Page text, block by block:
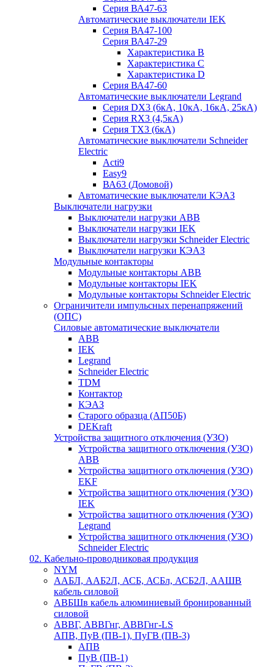
Серия ВА47-63
Автоматические выключатели IEK
Серия ВА47-100
Серия ВА47-29
Характеристика B
Характеристика C
Характеристика D
Серия ВА47-60
Автоматические выключатели Legrand
Серия DX3 (6кА, 10кА, 16кА, 25кА)
Серия RX3 (4,5кА)
Серия TX3 (6кА)
Автоматические выключатели Schneider
Electric
Acti9
Easy9
ВА63 (Домовой)
Автоматические выключатели КЭАЗ
Выключатели нагрузки
Выключатели нагрузки ABB
Выключатели нагрузки IEK
Выключатели нагрузки Schneider Electric
Выключатели нагрузки КЭАЗ
Модульные контакторы
Модульные контакторы ABB
Модульные контакторы IEK
Модульные контакторы Schneider Electric
Ограничители импульсных перенапряжений
(ОПС)
Силовые автоматические выключатели
ABB
IEK
Legrand
Schneider Electric
TDM
Контактор
КЭАЗ
Старого образца (АП50Б)
DEKraft
Устройства защитного отключения (УЗО)
Устройства защитного отключения (УЗО)
ABB
Устройства защитного отключения (УЗО)
EKF
Устройства защитного отключения (УЗО)
IEK
Устройства защитного отключения (УЗО)
Legrand
Устройства защитного отключения (УЗО)
Schneider Electric
02. Кабельно-проводниковая продукция
NYM
ААБЛ, ААБ2Л, АСБ, АСБл, АСБ2Л, ААШВ
кабель силовой
АВБШв кабель алюминиевый бронированный
силовой
АВВГ, АВВГнг, АВВГнг-LS
АПВ, ПуВ (ПВ-1), ПуГВ (ПВ-3)
АПВ
ПуВ (ПВ-1)